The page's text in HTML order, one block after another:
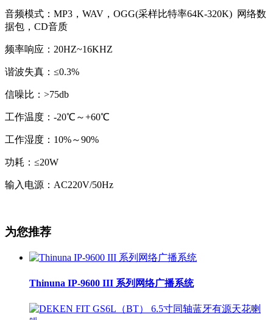
音频模式：MP3，WAV，OGG(采样比特率64K-320K) 网络数
据包，CD音质
频率响应：20HZ~16KHZ
谐波失真：≤0.3%
信噪比：>75db
工作温度：-20℃～+60℃
工作湿度：10%～90%
功耗：≤20W
输入电源：AC220V/50Hz
为您推荐
Thinuna IP-9600 III 系列网络广播系统